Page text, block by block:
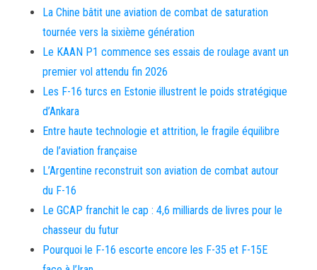
La Chine bâtit une aviation de combat de saturation
tournée vers la sixième génération
Le KAAN P1 commence ses essais de roulage avant un
premier vol attendu fin 2026
Les F-16 turcs en Estonie illustrent le poids stratégique
d’Ankara
Entre haute technologie et attrition, le fragile équilibre
de l’aviation française
L’Argentine reconstruit son aviation de combat autour
du F-16
Le GCAP franchit le cap : 4,6 milliards de livres pour le
chasseur du futur
Pourquoi le F-16 escorte encore les F-35 et F-15E